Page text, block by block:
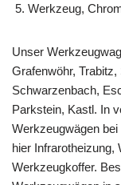
Werkzeug,
Unser
Grafenwöhr,
Schwarzenbach,
Parkstein, Kastl. In
Werkzeugwägen
hier Infrarotheizung,
Werkzeugkoffer.